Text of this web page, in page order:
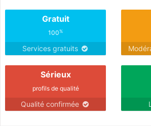
Gratuit
100%
Services gratuits
Sérieux
profils de qualité
Qualité confirmée